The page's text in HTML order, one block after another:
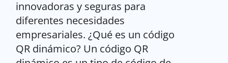
innovadoras y seguras para
diferentes necesidades
empresariales. ¿Qué es un código
QR dinámico? Un código QR